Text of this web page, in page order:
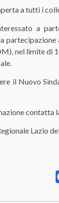
aperta a tutti i
a
partecipazione
nel limite di
il Nuovo
contatta
Lazio